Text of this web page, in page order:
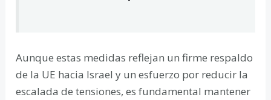
Aunque estas medidas reflejan un firme respaldo
de la UE hacia Israel y un esfuerzo por reducir la
escalada de tensiones, es fundamental mantener